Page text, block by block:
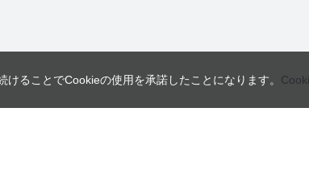
ることでCookieの使用を承諾したことになります。